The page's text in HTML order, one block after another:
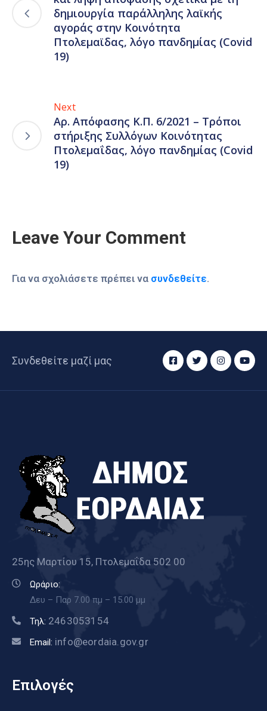
δημιουργία παράλληλης λαϊκής
αγοράς στην Κοινότητα
Πτολεμαϊδας, λόγο πανδημίας (Covid
19)
Next
Αρ. Απόφασης Κ.Π. 6/2021 – Τρόποι
στήριξης Συλλόγων Κοινότητας
Πτολεμαΐδας, λόγο πανδημίας (Covid
19)
Leave Your Comment
Για να σχολιάσετε πρέπει να συνδεθείτε.
Συνδεθείτε μαζί μας
25ης Μαρτίου 15, Πτολεμαΐδα 502 00
Ωράριο:
Δευ – Παρ 7.00 πμ – 15.00 μμ
Τηλ: 2463053154
Email: info@eordaia.gov.gr
Επιλογές